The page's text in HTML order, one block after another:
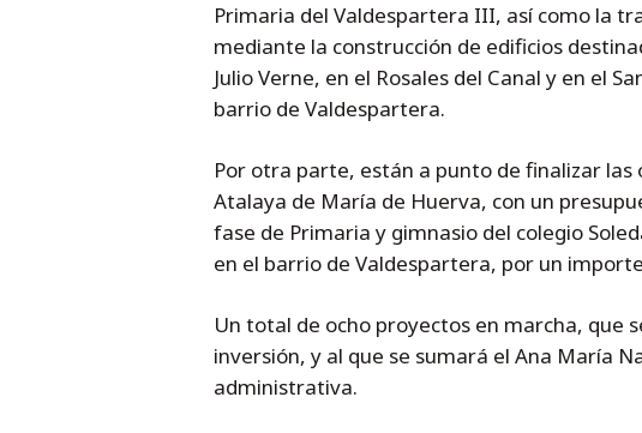
Primaria del Valdespartera III, así como la
mediante la construcción de edificios
Julio Verne, en el Rosales del Canal y en el
barrio de Valdespartera.
Por otra parte, están a punto de finalizar las
Atalaya de María de Huerva, con un
fase de Primaria y gimnasio del colegio
en el barrio de Valdespartera, por un
Un total de ocho proyectos en marcha, que
inversión, y al que se sumará el Ana María
administrativa.